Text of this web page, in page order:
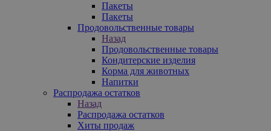
Пакеты
Пакеты
Продовольственные товары
Назад
Продовольственные товары
Кондитерские изделия
Корма для животных
Напитки
Распродажа остатков
Назад
Распродажа остатков
Хиты продаж